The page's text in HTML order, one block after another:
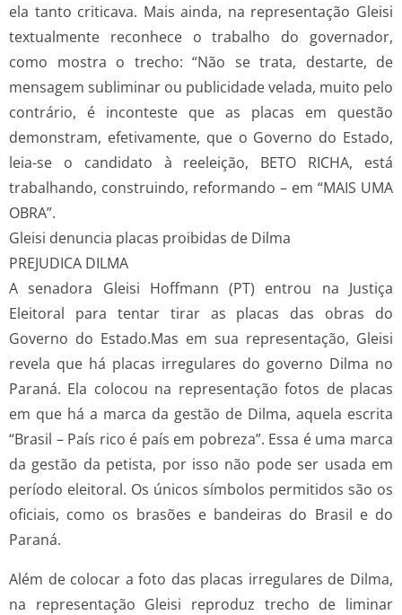
ela tanto criticava. Mais ainda, na representação Gleisi
textualmente reconhece o trabalho do governador,
como mostra o trecho: “Não se trata, destarte, de
mensagem subliminar ou publicidade velada, muito pelo
contrário, é inconteste que as placas em questão
demonstram, efetivamente, que o Governo do Estado,
leia-se o candidato à reeleição, BETO RICHA, está
trabalhando, construindo, reformando – em “MAIS UMA
OBRA”.
Gleisi denuncia placas proibidas de Dilma
PREJUDICA DILMA
A senadora Gleisi Hoffmann (PT) entrou na Justiça
Eleitoral para tentar tirar as placas das obras do
Governo do Estado.Mas em sua representação, Gleisi
revela que há placas irregulares do governo Dilma no
Paraná. Ela colocou na representação fotos de placas
em que há a marca da gestão de Dilma, aquela escrita
“Brasil – País rico é país em pobreza”. Essa é uma marca
da gestão da petista, por isso não pode ser usada em
período eleitoral. Os únicos símbolos permitidos são os
oficiais, como os brasões e bandeiras do Brasil e do
Paraná.
Além de colocar a foto das placas irregulares de Dilma,
na representação Gleisi reproduz trecho de liminar